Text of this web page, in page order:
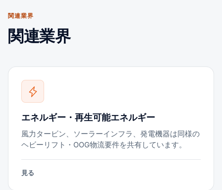
関連業界
関連業界
エネルギー・再生可能エネルギー
風力タービン、ソーラーインフラ、発電機器は同様の
ヘビーリフト・OOG物流要件を共有しています。
見る